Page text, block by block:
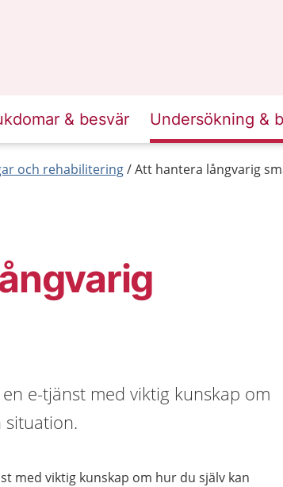
& besvär Undersökning &
och rehabilitering Att hantera långvarig
e-tjänst med viktig kunskap om
situation.
med viktig kunskap om hur du själv kan